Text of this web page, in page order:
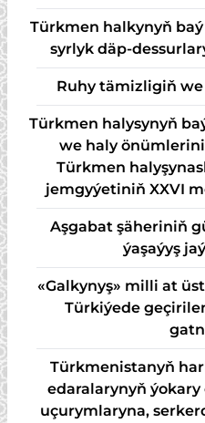
Türk­men hal­ky­nyň
syr­lyk däp-
Ruhy tämizligiň
Türkmen halysynyň
we haly
Türkmen
jemgyýetiniň XXVI
Aşgabat şäheriniň
ýaşaýyş
«Galkynyş» milli at
Türkiýede
Türkmenistanyň
edaralarynyň
uçurymlaryna,